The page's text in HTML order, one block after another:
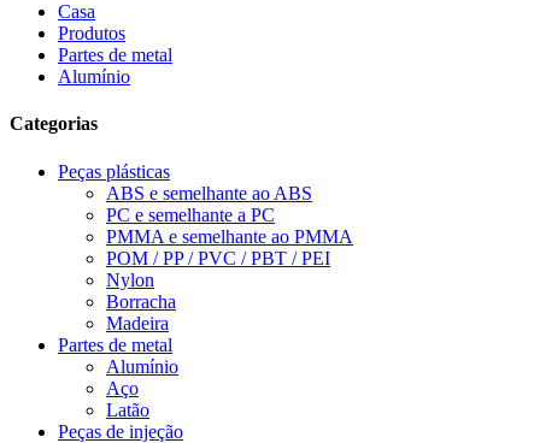
Casa
Produtos
Partes de metal
Alumínio
Categorias
Peças plásticas
ABS e semelhante ao ABS
PC e semelhante a PC
PMMA e semelhante ao PMMA
POM / PP / PVC / PBT / PEI
Nylon
Borracha
Madeira
Partes de metal
Alumínio
Aço
Latão
Peças de injeção